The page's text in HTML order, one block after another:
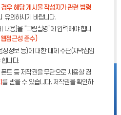
우 해당 게시물 작성자가 관련 법령
유의하시기 바랍니다.
내용]을 “그림설명”에 입력해야 합니
접근성 준수)
성정보 등)에 대한 대체 수단(자막삽입
니다.
트 등 저작권을 무단으로 사용할 경
를 받을 수 있습니다. 저작권을 확인하